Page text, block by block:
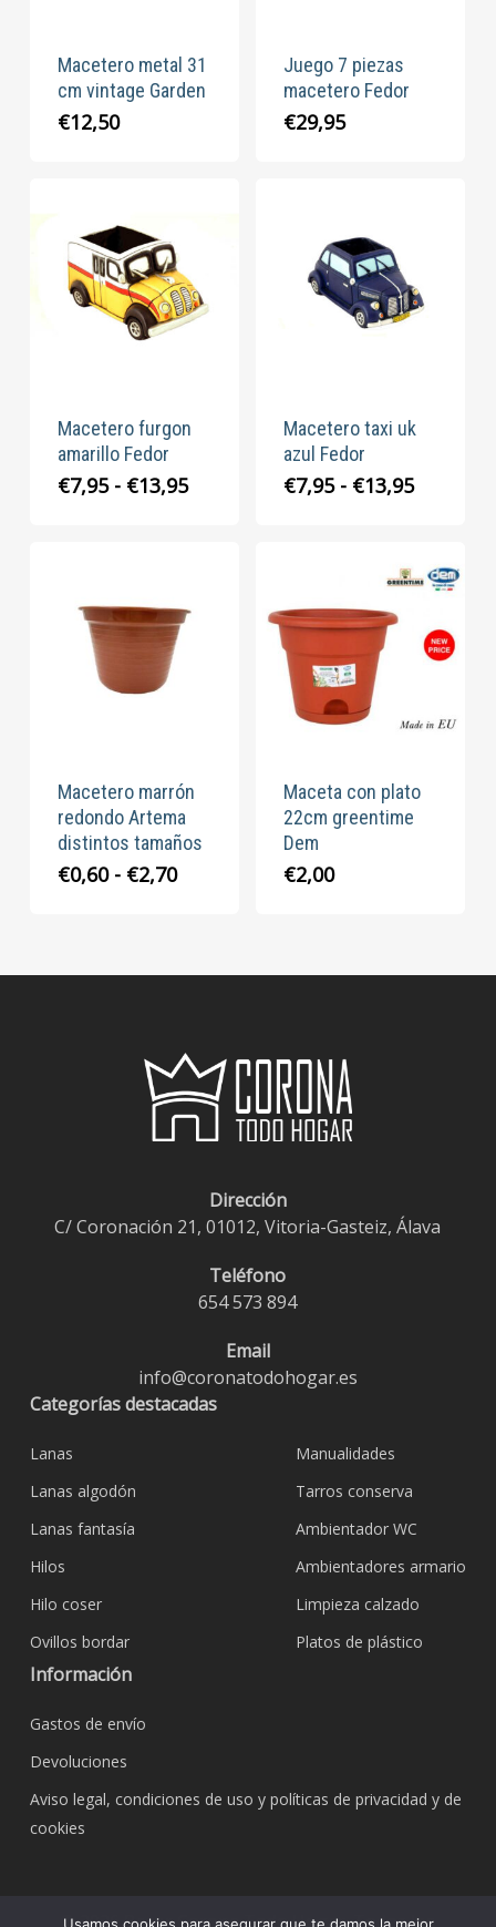
Macetero metal 31
cm vintage Garden
€12,50
Juego 7 piezas
macetero Fedor
€29,95
Macetero furgon
amarillo Fedor
€7,95 - €13,95Rango
hasta
Macetero taxi uk
azul Fedor
€7,95 - €13,95Rango
€7,95
€13,95
Macetero marrón
redondo Artema
distintos tamaños
€0,60 - €2,70Rango
€0,60
Maceta con plato
22cm greentime
Dem
€2,00
Dirección
C/ Coronación 21, 01012, Vitoria-Gasteiz, Álava
Teléfono
654 573 894
Email
info@coronatodohogar.es
Categorías destacadas
Lanas
Lanas algodón
Lanas fantasía
Hilos
Hilo coser
Ovillos bordar
Manualidades
Tarros conserva
Ambientador WC
Ambientadores armario
Limpieza calzado
Platos de plástico
Información
Gastos de envío
Devoluciones
Aviso legal, condiciones de uso y políticas de privacidad y de
cookies
© 2026 Bazar Corona Todo Hogar. Todos los